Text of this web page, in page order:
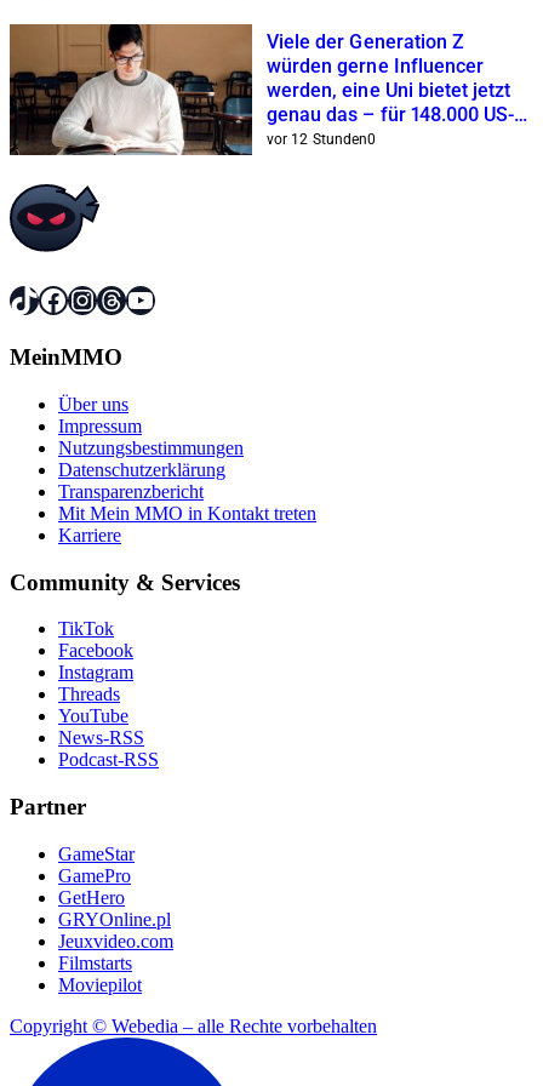
Viele der Generation Z
würden gerne Influencer
werden, eine Uni bietet jetzt
genau das – für 148.000 US-
Dollar
vor 12 Stunden0
TikTok
Facebook
Instagram
Threads
YouTube
MeinMMO
Über uns
Impressum
Nutzungsbestimmungen
Datenschutzerklärung
Transparenzbericht
Mit Mein MMO in Kontakt treten
Karriere
Community & Services
TikTok
Facebook
Instagram
Threads
YouTube
News-RSS
Podcast-RSS
Partner
GameStar
GamePro
GetHero
GRYOnline.pl
Jeuxvideo.com
Filmstarts
Moviepilot
Copyright © Webedia – alle Rechte vorbehalten